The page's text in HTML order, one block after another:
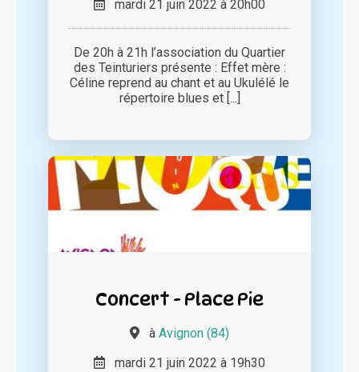
mardi 21 juin 2022 à 20h00
De 20h à 21h l’association du Quartier
des Teinturiers présente : Effet mère :
Céline reprend au chant et au Ukulélé le
répertoire blues et [...]
Concert - Place Pie
à Avignon (84)
mardi 21 juin 2022 à 19h30